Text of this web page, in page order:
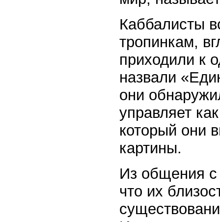
Каббалисты
тропинкам,
приходили к
назвали
они
управляет
который они
картины.
Из общения с
что их